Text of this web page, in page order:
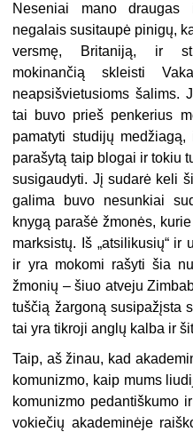
Neseniai mano
negalais susitaupė pinigų,
versmę, Britaniją, ir
mokinančią skleisti
neapsišvietusioms šalims.
tai buvo prieš penkerius
pamatyti studijų
parašytą taip blogai ir tokiu
susigaudyti. Jį sudarė keli
galima buvo nesunkiai
knygą parašė žmonės,
marksistų. Iš „atsilikusių“ ir
ir yra mokomi rašyti šia
žmonių – šiuo atveju
tuščią žargoną susipažįsta
tai yra tikroji anglų kalba ir
Taip, aš žinau, kad
komunizmo, kaip mums
komunizmo pedantiškumo
vokiečių akademinėje